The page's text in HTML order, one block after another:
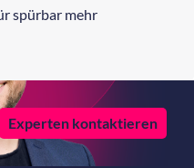
spürbar mehr
Experten kontaktieren